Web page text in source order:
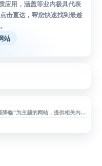
应用，涵盖等业内极具代表
击直达，帮您快速找到最趁
站
临”为主题的网站，提供相关内容
开资料较少，具体功能与内容以网